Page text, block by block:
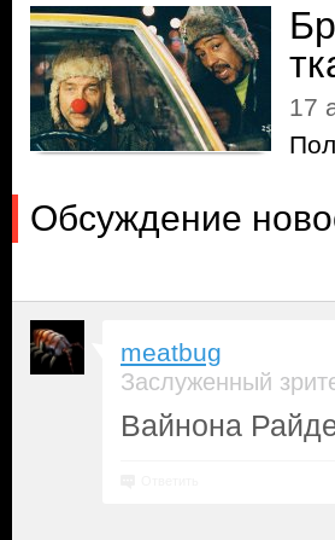
17
Обсуждение
meatbug
Заслуженный
Вайнона